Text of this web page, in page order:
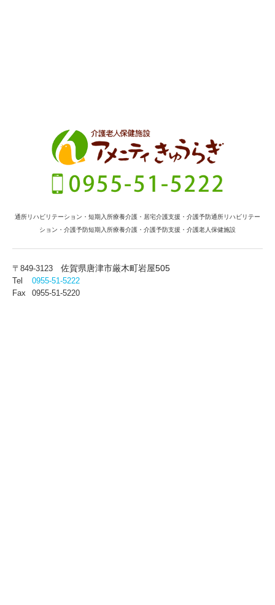
通所リハビリテーション・短期入所療養介護・居宅介護支援・介護予防通所リハビリテー
ション・介護予防短期入所療養介護・介護予防支援・介護老人保健施設
〒849-3123 佐賀県唐津市厳木町岩屋505
Tel
0955-51-5222
Fax
0955-51-5220